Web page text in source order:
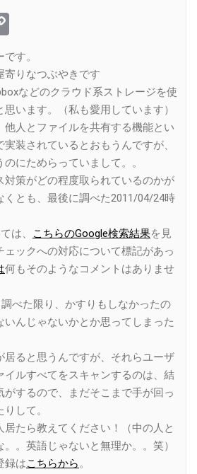
Link
す。
寄りなつぶやきです
などのクラウド系ストレージを使
います。（私も愛用しています）
他人とファイルを共有する機能とい
装されているとおもうんですが、
にためらっていまして。。
対策がどの程度取られているのかが
くとも、最後に調べた2011/04/24時
は、
こちらのGoogle検索結果を見
ェックへの対応について標記があっ
何もそのようなコメントはありませ
べた限り、かすりもしなかったの
いんじゃないかとか思ってしまった
居ると思うんですが、それらユーザ
イルすべてをスキャンするのは、結
するので、まだそこまで手が回っ
して。
居たら教えてください！（中の人と
。英語じゃないと無理か。。笑）
録はこちらから。